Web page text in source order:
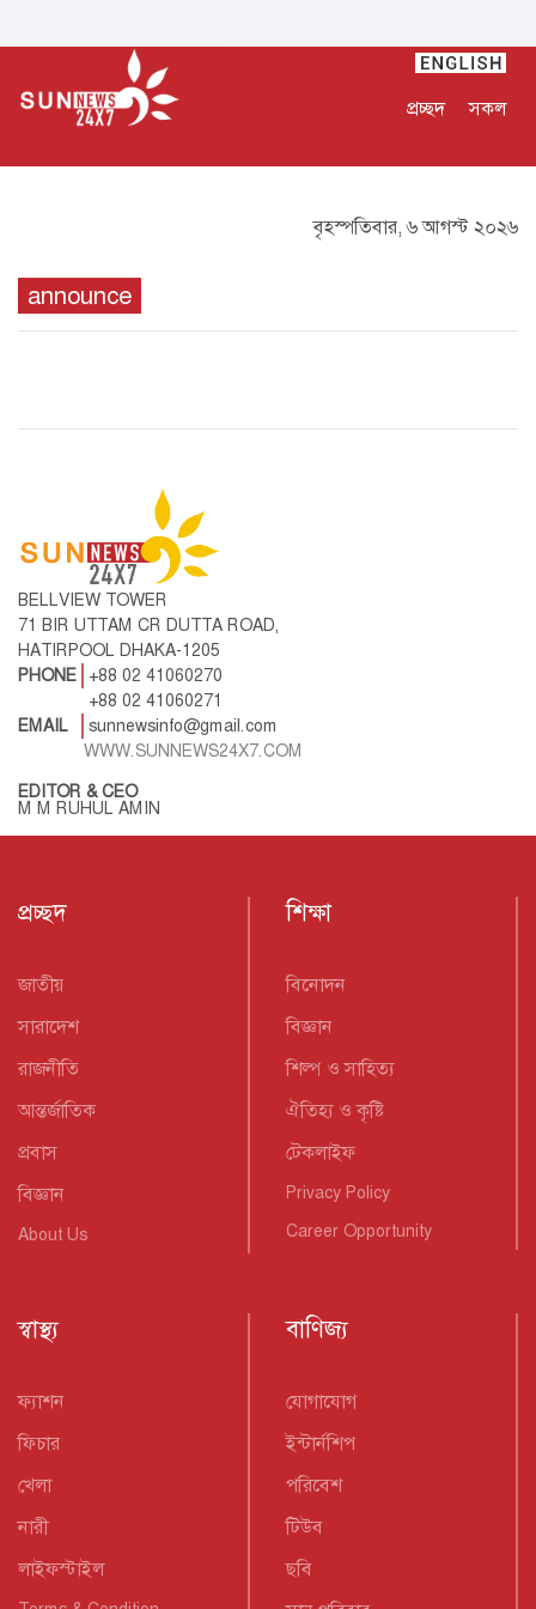
প্রচ্ছদ সকল
বৃহস্পতিবার, ৬ আগস্ট ২০২৬
announce
BELLVIEW TOWER
71 BIR UTTAM CR DUTTA ROAD,
HATIRPOOL DHAKA-1205
PHONE
+88 02 41060270
+88 02 41060271
EMAIL
sunnewsinfo@gmail.com
WWW.SUNNEWS24X7.COM
EDITOR & CEO
M M RUHUL AMIN
প্রচ্ছদ
জাতীয়
সারাদেশ
রাজনীতি
আন্তর্জাতিক
প্রবাস
বিজ্ঞান
About Us
শিক্ষা
বিনোদন
বিজ্ঞান
শিল্প ও সাহিত্য
ঐতিহ্য ও কৃষ্টি
টেকলাইফ
Privacy Policy
Career Opportunity
স্বাস্থ্য
ফ্যাশন
ফিচার
খেলা
নারী
লাইফস্টাইল
বাণিজ্য
যোগাযোগ
ইন্টার্নশিপ
পরিবেশ
টিউব
ছবি